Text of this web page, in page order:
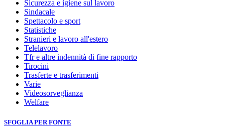
Sicurezza e igiene sul lavoro
Sindacale
Spettacolo e sport
Statistiche
Stranieri e lavoro all'estero
Telelavoro
Tfr e altre indennità di fine rapporto
Tirocini
Trasferte e trasferimenti
Varie
Videosorveglianza
Welfare
SFOGLIA PER FONTE